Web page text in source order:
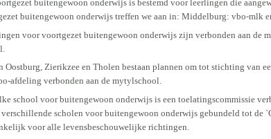
buitengewoon onderwijs is bestemd voor leerlingen die
buitengewoon onderwijs treffen we aan in: Middelburg: vbo-mlk
voor voortgezet buitengewoon onderwijs zijn verbonden aan de
Oostburg, Zierikzee en Tholen bestaan plannen om tot stichting van
afdeling verbonden aan de mytylschool.
school voor buitengewoon onderwijs is een toelatingscommissie
scholen voor buitengewoon onderwijs gebundeld tot de
voor alle levensbeschouwelijke richtingen.